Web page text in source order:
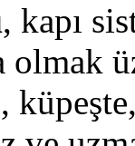
, kapı
olmak